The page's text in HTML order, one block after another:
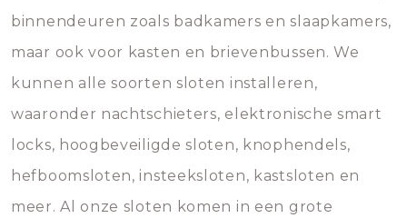
binnendeuren zoals badkamers en slaapkamers,
maar ook voor kasten en brievenbussen. We
kunnen alle soorten sloten installeren,
waaronder nachtschieters, elektronische smart
locks, hoogbeveiligde sloten, knophendels,
hefboomsloten, insteeksloten, kastsloten en
meer. Al onze sloten komen in een grote